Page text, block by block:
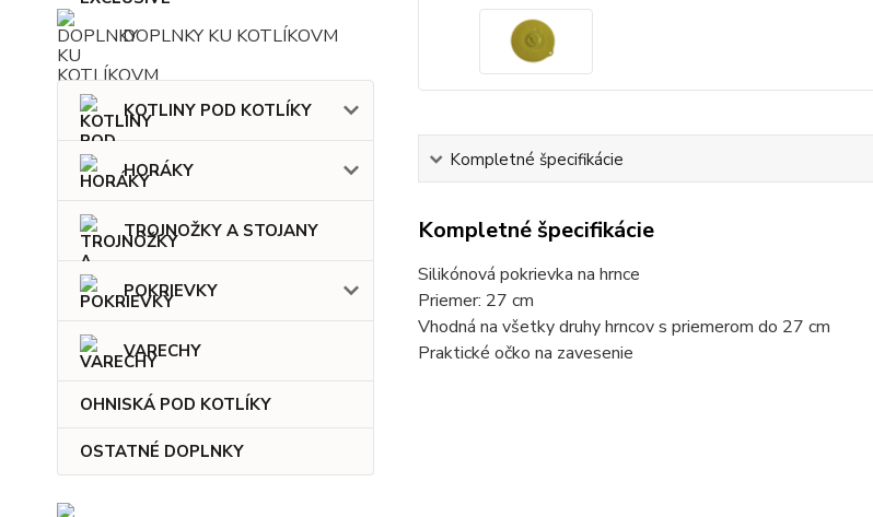
DOPLNKY KU KOTLÍKOVM
KOTLINY POD KOTLÍKY
HORÁKY
TROJNOŽKY A STOJANY
POKRIEVKY
VARECHY
OHNISKÁ POD KOTLÍKY
OSTATNÉ DOPLNKY
Kompletné špecifikácie
Kompletné špecifikácie
Silikónová pokrievka na hrnce
Priemer: 27 cm
Vhodná na všetky druhy hrncov s priemerom do 27 cm
Praktické očko na zavesenie